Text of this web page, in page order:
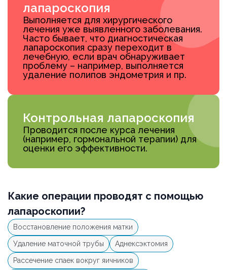
лапароскопия
Выполняется для хирургического
лечения уже выявленного заболевания.
Часто бывает, что диагностическая
лапароскопия сразу переходит в
лечебную, если врач обнаруживает
проблему – например, выполняется
удаление полипов эндометрия и пр.
Контрольная лапароскопия
Проводится после курса лечения
(например, гормональной терапии) для
оценки его эффективности.
Какие операции проводят с помощью
лапароскопии?
Восстановление положения матки
Удаление маточной трубы Аднексэктомия
Рассечение спаек вокруг яичников